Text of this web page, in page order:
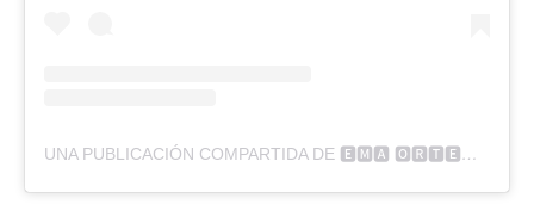
UNA PUBLICACIÓN COMPARTIDA DE 🅴🅼🅰 🅾🆁🆃🅴🅶🅰 (@CRISTIANOINCORRECTO)